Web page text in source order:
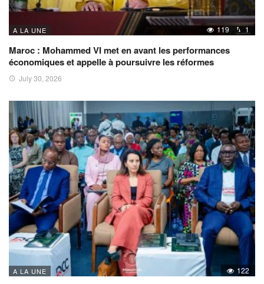
A LA UNE 119 1
Maroc : Mohammed VI met en avant les performances
économiques et appelle à poursuivre les réformes
July 30, 2026
A LA UNE 122